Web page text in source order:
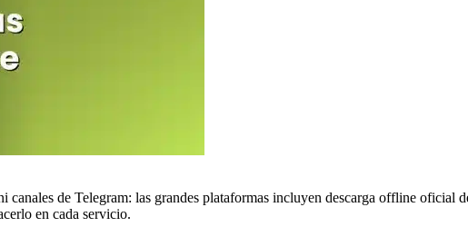
de Telegram: las grandes plataformas incluyen descarga offline oficial
en cada servicio.